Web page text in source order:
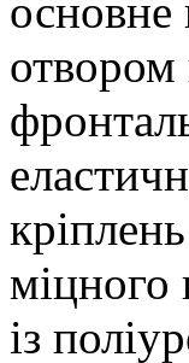
основне
отвором
міцного
із